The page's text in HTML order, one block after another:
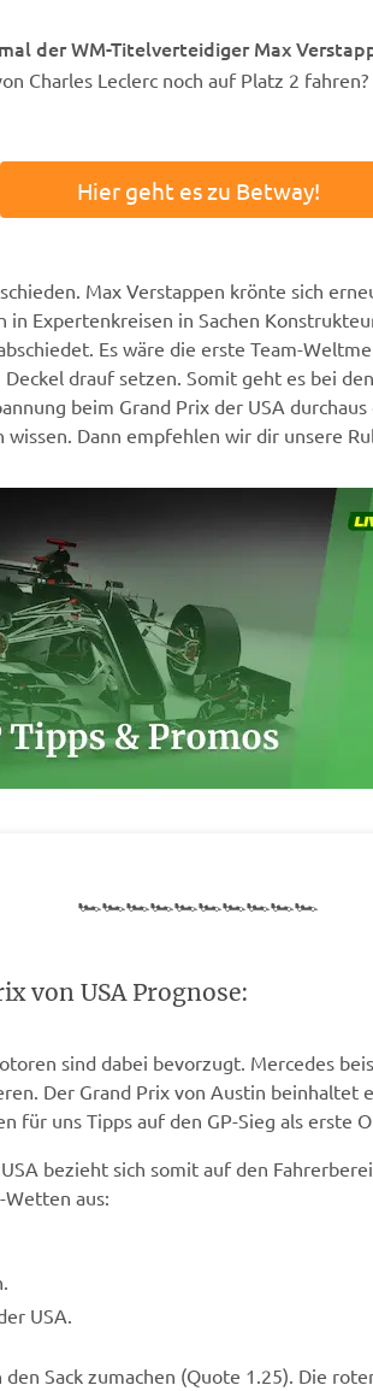
der WM-Titelverteidiger Max
Charles Leclerc noch auf Platz 2 fahren?
Hier geht es zu Betway!
Max Verstappen krönte sich
Expertenkreisen in Sachen
Es wäre die erste Team-
drauf setzen. Somit geht es bei
beim Grand Prix der USA
Dann empfehlen wir dir unsere
🏎️🏎️🏎️🏎️🏎️🏎️🏎️🏎️🏎️🏎️
von USA Prognose:
sind dabei bevorzugt. Mercedes
Der Grand Prix von Austin
für uns Tipps auf den GP-Sieg als erste
bezieht sich somit auf den
Wetten aus:
USA.
Sack zumachen (Quote 1.25). Die